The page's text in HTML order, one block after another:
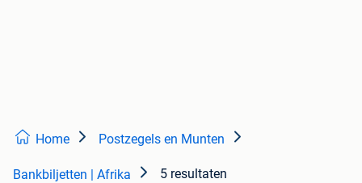
Home Postzegels en Munten
Bankbiljetten | Afrika 5 resultaten